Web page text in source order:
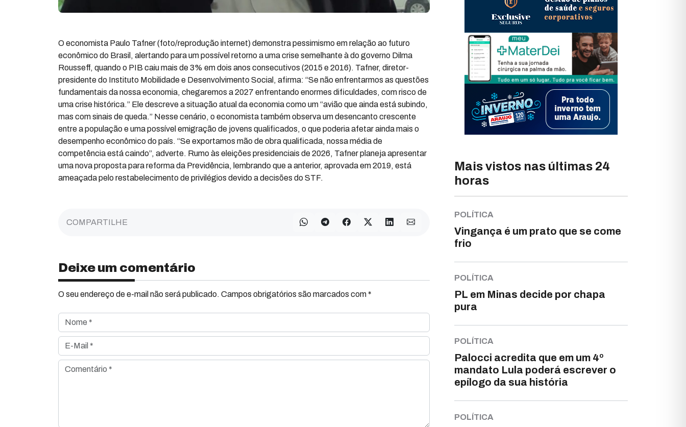
O economista Paulo Tafner (foto/reprodução internet) demonstra pessimismo em relação ao futuro
econômico do Brasil, alertando para um possível retorno a uma crise semelhante à do governo Dilma
Rousseff, quando o PIB caiu mais de 3% em dois anos consecutivos (2015 e 2016). Tafner, diretor-
presidente do Instituto Mobilidade e Desenvolvimento Social, afirma: “Se não enfrentarmos as questões
fundamentais da nossa economia, chegaremos a 2027 enfrentando enormes dificuldades, com risco de
uma crise histórica.” Ele descreve a situação atual da economia como um “avião que ainda está subindo,
mas com sinais de queda.” Nesse cenário, o economista também observa um desencanto crescente
entre a população e uma possível emigração de jovens qualificados, o que poderia afetar ainda mais o
desempenho econômico do país. “Se exportamos mão de obra qualificada, nossa média de
competência está caindo”, adverte. Rumo às eleições presidenciais de 2026, Tafner planeja apresentar
uma nova proposta para reforma da Previdência, lembrando que a anterior, aprovada em 2019, está
ameaçada pelo restabelecimento de privilégios devido a decisões do STF.
COMPARTILHE
Deixe um comentário
O seu endereço de e-mail não será publicado. Campos obrigatórios são marcados com *
Nome *
E-Mail *
Comentário *
Mais vistos nas últimas 24
horas
POLÍTICA
Vingança é um prato que se come
frio
POLÍTICA
PL em Minas decide por chapa
pura
POLÍTICA
Palocci acredita que em um 4º
mandato Lula poderá escrever o
epílogo da sua história
POLÍTICA